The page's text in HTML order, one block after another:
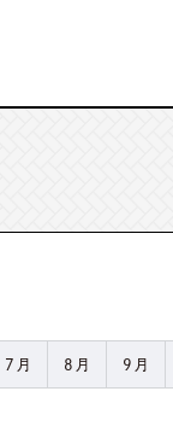
暮らす
7月 8月 9月